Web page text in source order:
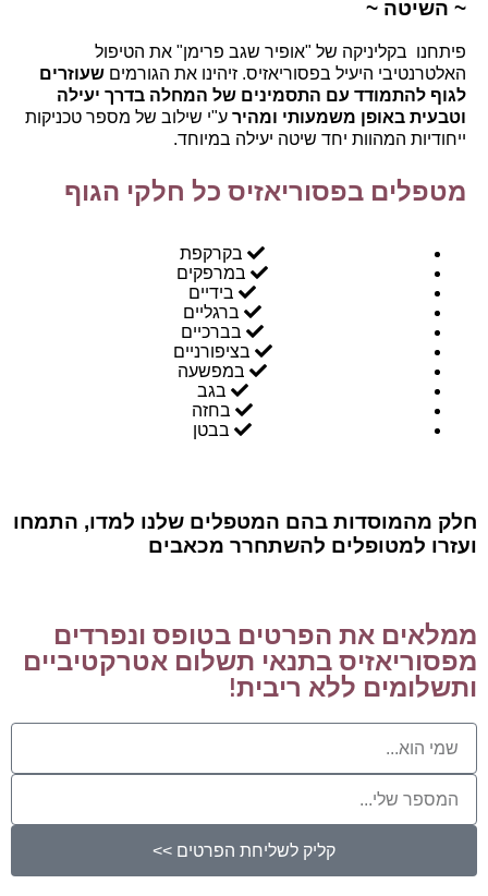
~ השיטה ~
פיתחנו בקליניקה של "אופיר שגב פרימן" את הטיפול
האלטרנטיבי היעיל בפסוריאזיס. זיהינו את הגורמים שעוזרים
לגוף להתמודד עם התסמינים של המחלה בדרך יעילה
וטבעית באופן משמעותי ומהיר ע"י שילוב של מספר טכניקות
ייחודיות המהוות יחד שיטה יעילה במיוחד.
מטפלים בפסוריאזיס כל חלקי הגוף
בקרקפת
במרפקים
בידיים
ברגליים
בברכיים
בציפורניים
במפשעה
בגב
בחזה
בבטן
חלק מהמוסדות בהם המטפלים שלנו למדו, התמחו
ועזרו למטופלים להשתחרר מכאבים
ממלאים את הפרטים בטופס ונפרדים
מפסוריאזיס בתנאי תשלום אטרקטיביים
ותשלומים ללא ריבית!
קליק לשליחת הפרטים >>